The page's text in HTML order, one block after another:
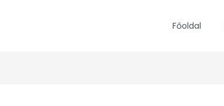
Főoldal